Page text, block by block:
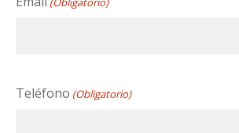
Teléfono (Obligatorio)